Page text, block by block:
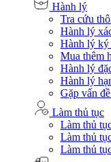
Hành lý
Tra cứu
Hành lý
Hành lý ký
Mua thêm
Hành lý
Hành lý
Gặp vấn
Làm thủ tục
Làm thủ
Làm thủ
Làm thủ